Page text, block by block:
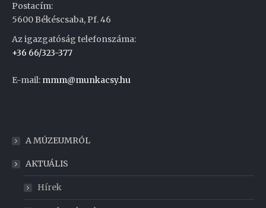
Postacím:
5600 Békéscsaba, Pf. 46
Az igazgatóság telefonszáma:
+36 66/323-377
E-mail: mmm@munkacsy.hu
A MÚZEUMRÓL
AKTUÁLIS
Hírek